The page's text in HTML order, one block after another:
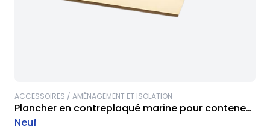
ACCESSOIRES / AMÉNAGEMENT ET ISOLATION
Plancher en contreplaqué marine pour conteneur
maritime
Neuf